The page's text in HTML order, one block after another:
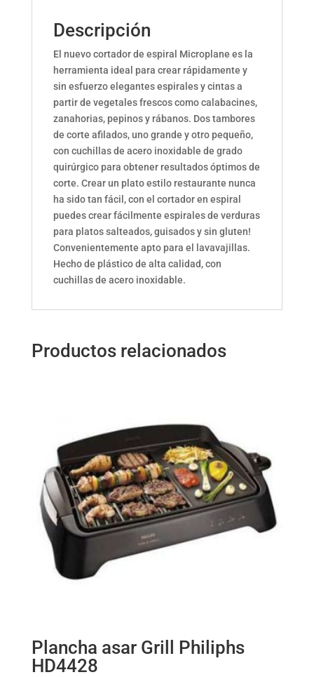
Descripción
El nuevo cortador de espiral Microplane es la
herramienta ideal para crear rápidamente y
sin esfuerzo elegantes espirales y cintas a
partir de vegetales frescos como calabacines,
zanahorias, pepinos y rábanos. Dos tambores
de corte afilados, uno grande y otro pequeño,
con cuchillas de acero inoxidable de grado
quirúrgico para obtener resultados óptimos de
corte. Crear un plato estilo restaurante nunca
ha sido tan fácil, con el cortador en espiral
puedes crear fácilmente espirales de verduras
para platos salteados, guisados y sin gluten!
Convenientemente apto para el lavavajillas.
Hecho de plástico de alta calidad, con
cuchillas de acero inoxidable.
Productos relacionados
Plancha asar Grill Philiphs
HD4428